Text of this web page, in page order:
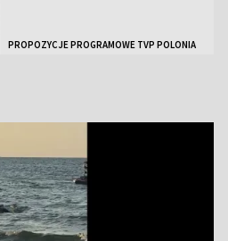
PROPOZYCJE PROGRAMOWE TVP POLONIA